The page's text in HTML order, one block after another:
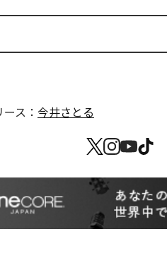
ス： 今井さとる